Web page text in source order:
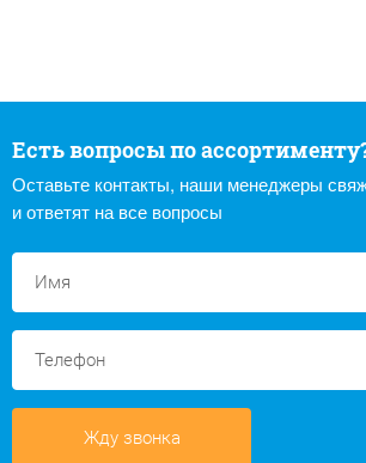
Есть вопросы по
Оставьте контакты, наши менеджеры
и ответят на все вопросы
Жду звонка